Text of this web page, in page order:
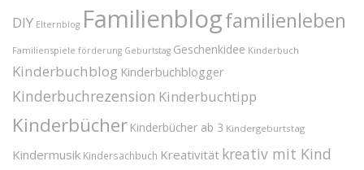
DIY Elternblog Familienblogfamilienleben
Familienspiele förderung Geburtstag Geschenkidee Kinderbuch
Kinderbuchblog Kinderbuchblogger
Kinderbuchrezension Kinderbuchtipp
Kinderbücher Kinderbücher ab 3 Kindergeburtstag
Kindermusik Kindersachbuch Kreativität kreativ mit Kind